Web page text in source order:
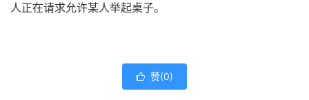
人正在请求允许某人举起桌子。
 赞(0)